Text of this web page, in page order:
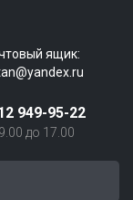
ящик:
949-95-22
до 17.00